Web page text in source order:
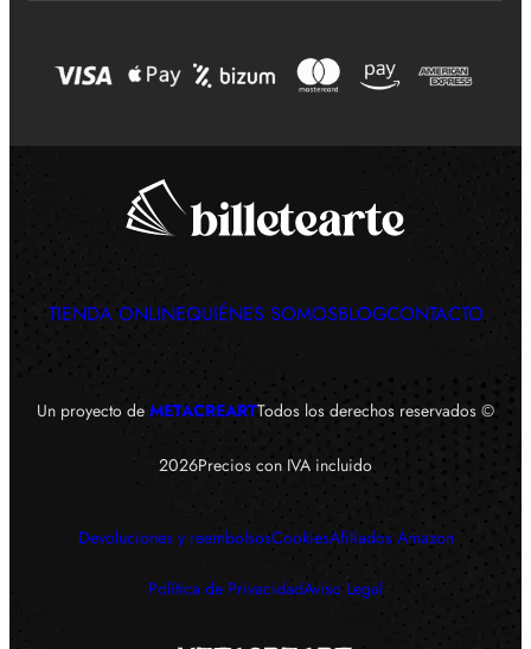
TIENDA ONLINEQUIÉNES SOMOSBLOGCONTACTO
Un proyecto de METACREARTTodos los derechos reservados ©
2026Precios con IVA incluido
Devoluciones y reembolsosCookiesAfiliados Amazon
Política de PrivacidadAviso Legal